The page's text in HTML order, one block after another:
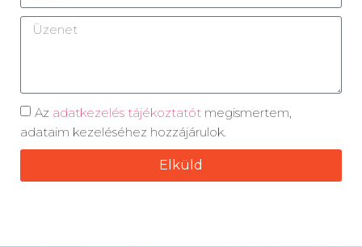
Az adatkezelés tájékoztatót megismertem,
adataim kezeléséhez hozzájárulok.
Elküld